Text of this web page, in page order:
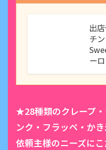
出
チ
ー
★28種類のクレープ
ンク・フラッペ・か
依頼主様のニーズに